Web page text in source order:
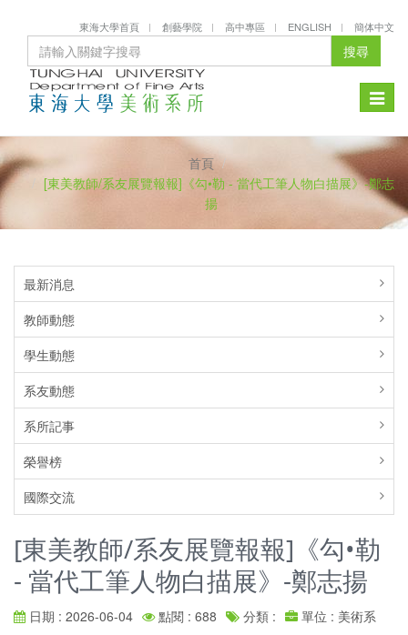
東海大學首頁 創藝學院 高中專區 ENGLISH 簡体中文
搜尋
Toggle
首頁
[東美教師/系友展覽報報]《勾•勒 - 當代工筆人物白描展》-鄭志
揚
最新消息
教師動態
學生動態
系友動態
系所記事
榮譽榜
國際交流
[東美教師/系友展覽報報]《勾•勒
- 當代工筆人物白描展》-鄭志揚
日期 : 2026-06-04 點閱 : 688 分類 :
單位 : 美術系